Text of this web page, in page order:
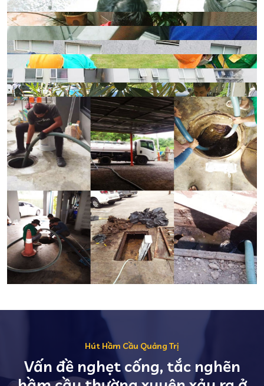
Hút Hầm Cầu Quảng Trị
Vấn đề nghẹt cống, tắc nghẽn